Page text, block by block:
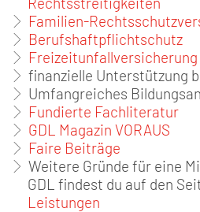
Familien-
Berufshaftpflichtschutz
Freizeitunfallversicherung
finanzielle Unterstützung
Umfangreiches
Fundierte Fachliteratur
GDL Magazin VORAUS
Faire Beiträge
Weitere Gründe für eine
GDL findest du auf den
Leistungen